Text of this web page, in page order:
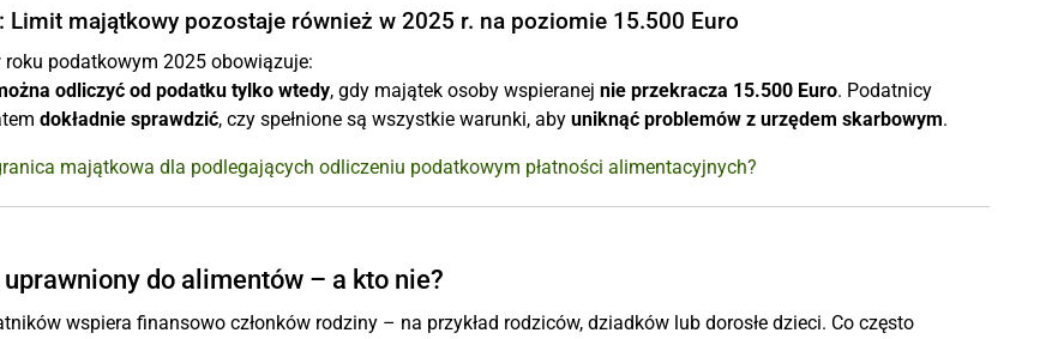
Limit majątkowy pozostaje również w 2025 r. na poziomie 15.500 Euro
roku podatkowym 2025 obowiązuje:
odliczyć od podatku tylko wtedy, gdy majątek osoby wspieranej nie przekracza 15.500 Euro. Podatnicy
dokładnie sprawdzić, czy spełnione są wszystkie warunki, aby uniknąć problemów z urzędem skarbowym.
majątkowa dla podlegających odliczeniu podatkowym płatności alimentacyjnych?
do alimentów – a kto nie?
wspiera finansowo członków rodziny – na przykład rodziców, dziadków lub dorosłe dzieci. Co często